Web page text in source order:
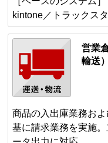
kintone／トラックス
営業
輸送）
商品の入出庫業務お
基に請求業務を実施